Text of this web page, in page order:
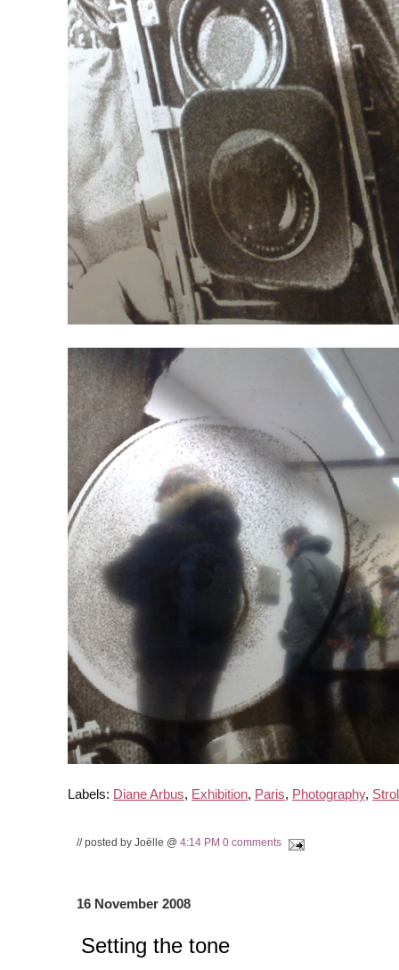
Labels: Diane Arbus, Exhibition, Paris, Photography,
// posted by Joëlle @ 4:14 PM 0 comments
16 November 2008
Setting the tone